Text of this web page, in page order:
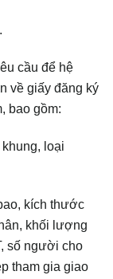
cầu để hệ
về giấy đăng ký
bao gồm:
loại
kích thước
khối lượng
số người cho
tham gia giao